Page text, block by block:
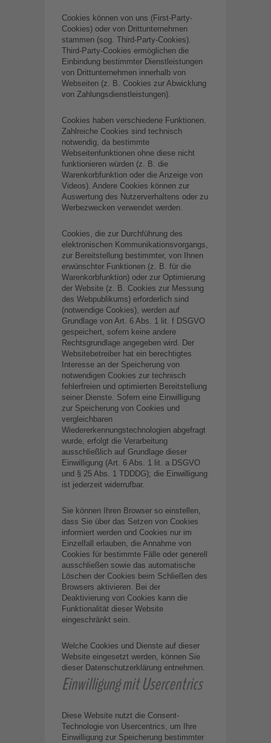
Cookies können von uns (First-Party-
Cookies) oder von Drittunternehmen
stammen (sog. Third-Party-Cookies).
Third-Party-Cookies ermöglichen die
Einbindung bestimmter Dienstleistungen
von Drittunternehmen innerhalb von
Webseiten (z. B. Cookies zur Abwicklung
von Zahlungsdienstleistungen).
Cookies haben verschiedene Funktionen.
Zahlreiche Cookies sind technisch
notwendig, da bestimmte
Webseitenfunktionen ohne diese nicht
funktionieren würden (z. B. die
Warenkorbfunktion oder die Anzeige von
Videos). Andere Cookies können zur
Auswertung des Nutzerverhaltens oder zu
Werbezwecken verwendet werden.
Cookies, die zur Durchführung des
elektronischen Kommunikationsvorgangs,
zur Bereitstellung bestimmter, von Ihnen
erwünschter Funktionen (z. B. für die
Warenkorbfunktion) oder zur Optimierung
der Website (z. B. Cookies zur Messung
des Webpublikums) erforderlich sind
(notwendige Cookies), werden auf
Grundlage von Art. 6 Abs. 1 lit. f DSGVO
gespeichert, sofern keine andere
Rechtsgrundlage angegeben wird. Der
Websitebetreiber hat ein berechtigtes
Interesse an der Speicherung von
notwendigen Cookies zur technisch
fehlerfreien und optimierten Bereitstellung
seiner Dienste. Sofern eine Einwilligung
zur Speicherung von Cookies und
vergleichbaren
Wiedererkennungstechnologien abgefragt
wurde, erfolgt die Verarbeitung
ausschließlich auf Grundlage dieser
Einwilligung (Art. 6 Abs. 1 lit. a DSGVO
und § 25 Abs. 1 TDDDG); die Einwilligung
ist jederzeit widerrufbar.
Sie können Ihren Browser so einstellen,
dass Sie über das Setzen von Cookies
informiert werden und Cookies nur im
Einzelfall erlauben, die Annahme von
Cookies für bestimmte Fälle oder generell
ausschließen sowie das automatische
Löschen der Cookies beim Schließen des
Browsers aktivieren. Bei der
Deaktivierung von Cookies kann die
Funktionalität dieser Website
eingeschränkt sein.
Welche Cookies und Dienste auf dieser
Website eingesetzt werden, können Sie
dieser Datenschutzerklärung entnehmen.
Einwilligung mit Usercentrics
Diese Website nutzt die Consent-
Technologie von Usercentrics, um Ihre
Einwilligung zur Speicherung bestimmter